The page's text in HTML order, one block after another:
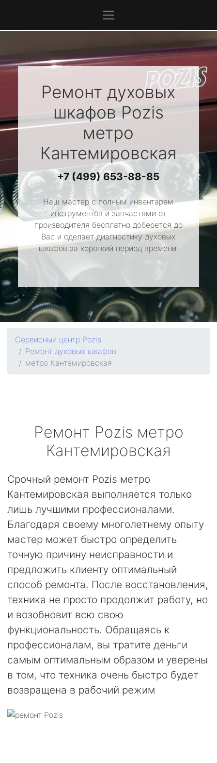
Ремонт духовых
шкафовPozis
метро
Кантемировская
+7 (499) 653-88-85
Наш мастер с полным инвентарем
инструментов и запчастями от
производителя бесплатно доберется до
Вас и сделает диагностику духовых
шкафов за короткий период времени.
Сервисный центр Pozis
Ремонт духовых шкафов
метро Кантемировская
Ремонт Pozis метро
Кантемировская
Срочный ремонт Pozis метро
Кантемировская выполняется только
лишь лучшими профессионалами.
Благодаря своему многолетнему опыту
мастер может быстро определить
точную причину неисправности и
предложить клиенту оптимальный
способ ремонта. После восстановления,
техника не просто продолжит работу, но
и возобновит всю свою
функциональность. Обращаясь к
профессионалам, вы тратите деньги
самым оптимальным образом и уверены
в том, что техника очень быстро будет
возвращена в рабочий режим